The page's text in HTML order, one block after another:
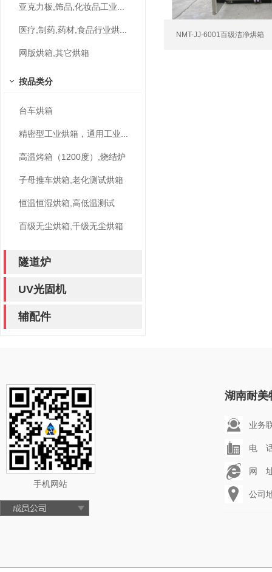
亚克力板,饰品,化妆品工业...
医疗,制药,药材,食品行业烘...
网版烘箱,其它烘箱
按品类分
台车烘箱
精密型工业烘箱，通用工业...
高温烤箱（1200度）,烧结炉
子母推车烘箱,老化测试烘箱
恒温恒湿烘箱,高低温测试
百级无尘烘箱,千级无尘烘箱
隧道炉
UV光固机
辅配件
NMT-JJ-6001百级洁净烘箱
手机网站
湖南耐美
业务
电
网
公司